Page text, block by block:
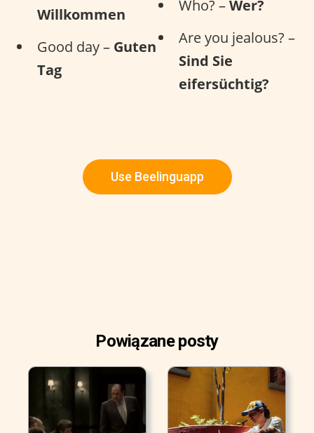
Willkommen
Good day – Guten
Tag
Who? –Wer?
Are you jealous? –
Sind Sie
eifersüchtig?
Use Beelinguapp
Powiązane posty